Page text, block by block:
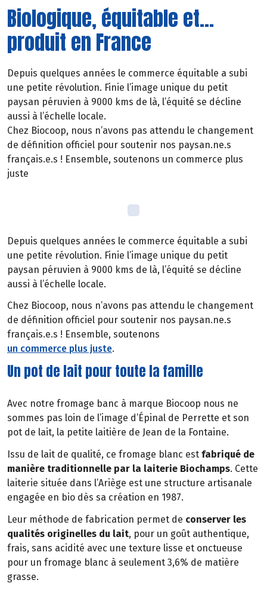
Biologique, équitable et…
produit en France
Depuis quelques années le commerce équitable a subi
une petite révolution. Finie l’image unique du petit
paysan péruvien à 9000 kms de là, l’équité se décline
aussi à l’échelle locale.
Chez Biocoop, nous n’avons pas attendu le changement
de définition officiel pour soutenir nos paysan.ne.s
français.e.s ! Ensemble, soutenons un commerce plus
juste
Depuis quelques années le commerce équitable a subi
une petite révolution. Finie l’image unique du petit
paysan péruvien à 9000 kms de là, l’équité se décline
aussi à l’échelle locale.
Chez Biocoop, nous n’avons pas attendu le changement
de définition officiel pour soutenir nos paysan.ne.s
français.e.s ! Ensemble, soutenons
un commerce plus juste.
Un pot de lait pour toute la famille
Avec notre fromage banc à marque Biocoop nous ne
sommes pas loin de l’image d’Épinal de Perrette et son
pot de lait, la petite laitière de Jean de la Fontaine.
Issu de lait de qualité, ce fromage blanc est fabriqué de
manière traditionnelle par la laiterie Biochamps. Cette
laiterie située dans l’Ariège est une structure artisanale
engagée en bio dès sa création en 1987.
Leur méthode de fabrication permet de conserver les
qualités originelles du lait, pour un goût authentique,
frais, sans acidité avec une texture lisse et onctueuse
pour un fromage blanc à seulement 3,6% de matière
grasse.